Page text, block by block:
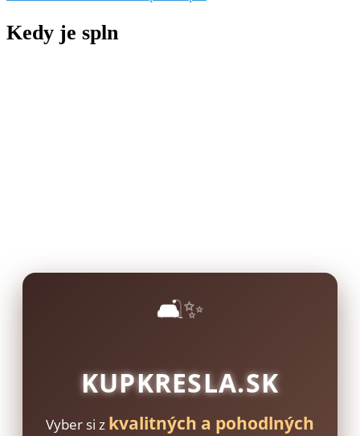
Kedy je spln
🛋️✨
KUPKRESLA.SK
Vyber si z kvalitných a pohodlných